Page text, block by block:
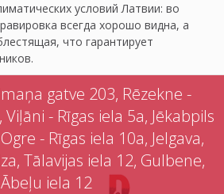
условий Латвии: во
всегда хорошо видна, а
что гарантирует
gatve 203, Rēzekne -
- Rīgas iela 5a, Jēkabpils
- Rīgas iela 10a, Jelgava,
Tālavijas iela 12, Gulbene,
Ābeļu iela 12